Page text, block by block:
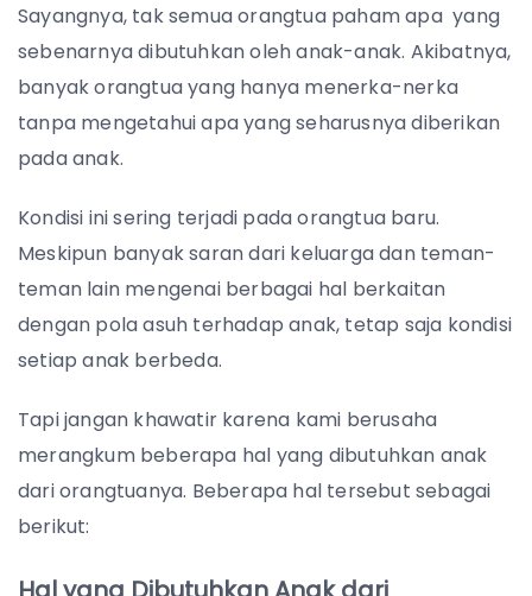
Sayangnya, tak semua orangtua paham apa yang
sebenarnya dibutuhkan oleh anak-anak. Akibatnya,
banyak orangtua yang hanya menerka-nerka
tanpa mengetahui apa yang seharusnya diberikan
pada anak.
Kondisi ini sering terjadi pada orangtua baru.
Meskipun banyak saran dari keluarga dan teman-
teman lain mengenai berbagai hal berkaitan
dengan pola asuh terhadap anak, tetap saja kondisi
setiap anak berbeda.
Tapi jangan khawatir karena kami berusaha
merangkum beberapa hal yang dibutuhkan anak
dari orangtuanya. Beberapa hal tersebut sebagai
berikut: